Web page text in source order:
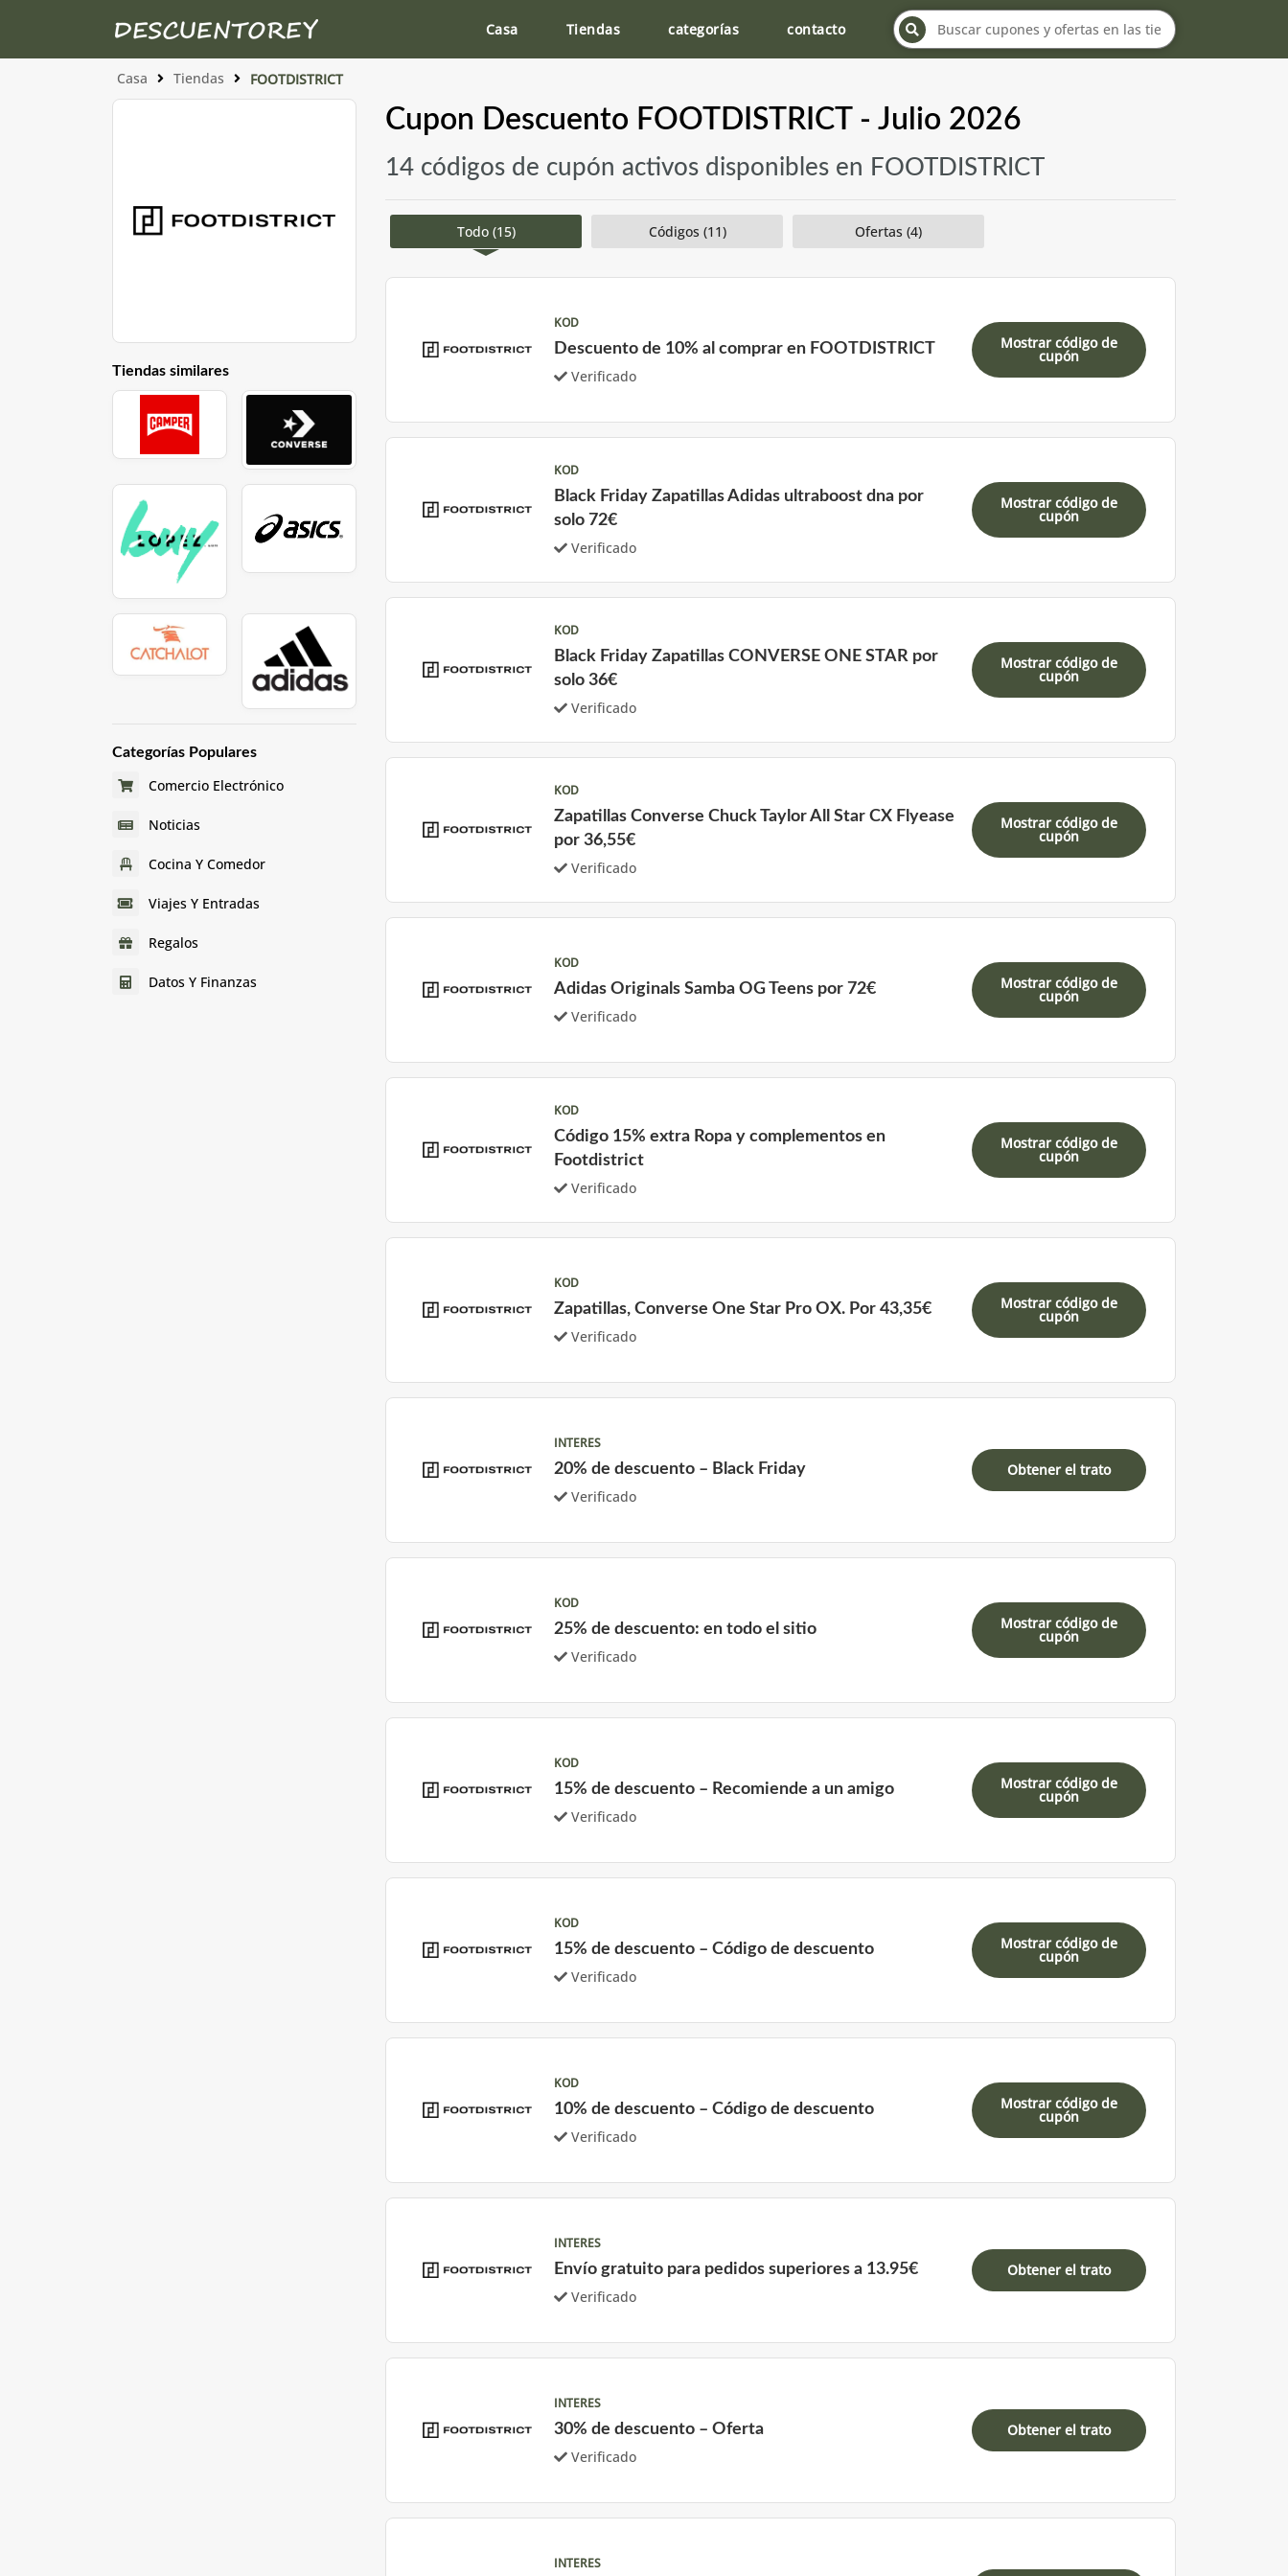
Casa Tiendas categorías contacto
Casa Tiendas FOOTDISTRICT
Cupon Descuento FOOTDISTRICT - Julio 2026
14 códigos de cupón activos disponibles en FOOTDISTRICT
Todo (15) Códigos (11) Ofertas (4)
KOD
Descuento de 10% al comprar en FOOTDISTRICT
Verificado
Mostrar código de
cupón
KOD
Black Friday Zapatillas Adidas ultraboost dna por
solo 72€
Verificado
Mostrar código de
cupón
KOD
Black Friday Zapatillas CONVERSE ONE STAR por
solo 36€
Verificado
Mostrar código de
cupón
KOD
Zapatillas Converse Chuck Taylor All Star CX Flyease
por 36,55€
Verificado
Mostrar código de
cupón
KOD
Adidas Originals Samba OG Teens por 72€
Verificado
Mostrar código de
cupón
KOD
Código 15% extra Ropa y complementos en
Footdistrict
Verificado
Mostrar código de
cupón
KOD
Zapatillas, Converse One Star Pro OX. Por 43,35€
Verificado
Mostrar código de
cupón
INTERES
20% de descuento – Black Friday
Verificado
Obtener el trato
KOD
25% de descuento: en todo el sitio
Verificado
Mostrar código de
cupón
KOD
15% de descuento – Recomiende a un amigo
Verificado
Mostrar código de
cupón
KOD
15% de descuento – Código de descuento
Verificado
Mostrar código de
cupón
KOD
10% de descuento – Código de descuento
Verificado
Mostrar código de
cupón
INTERES
Envío gratuito para pedidos superiores a 13.95€
Verificado
Obtener el trato
INTERES
30% de descuento – Oferta
Verificado
Obtener el trato
INTERES
Tiendas similares
Categorías Populares
Comercio Electrónico
Noticias
Cocina Y Comedor
Viajes Y Entradas
Regalos
Datos Y Finanzas